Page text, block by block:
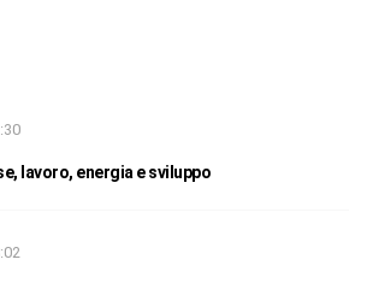
lavoro, energia e sviluppo